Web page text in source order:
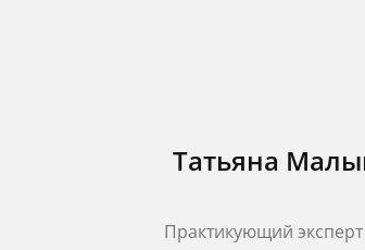
Татьяна
Практикующий